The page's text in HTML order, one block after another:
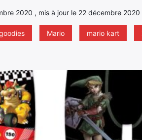
2020 , mis à jour le 22 décembre
Mario mario kart